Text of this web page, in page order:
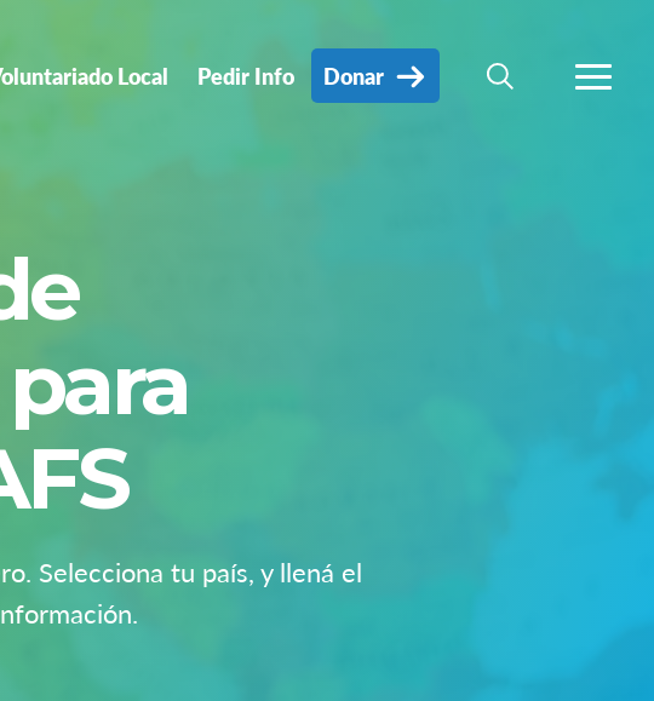
Local Pedir Info Donar
BÚSQUEDA
MÁS
Selecciona tu país, y llená el